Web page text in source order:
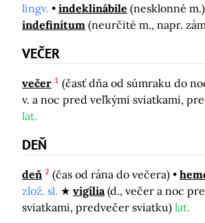
lingv.
indeklinábile (nesklonné m.)
indefinítum (neurčité m., napr.
VEČER
večer 1 (časť dňa od súmraku do
v. a noc pred veľkými sviatkami,
lat.
DEŇ
deň 2 (čas od rána do večera)
zlož. sl.
vigília (d., večer a noc
sviatkami, predvečer sviatku) lat.